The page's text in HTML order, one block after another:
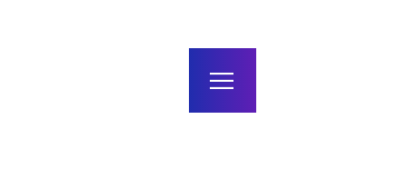
agenda / bilhetes
alugar
mais